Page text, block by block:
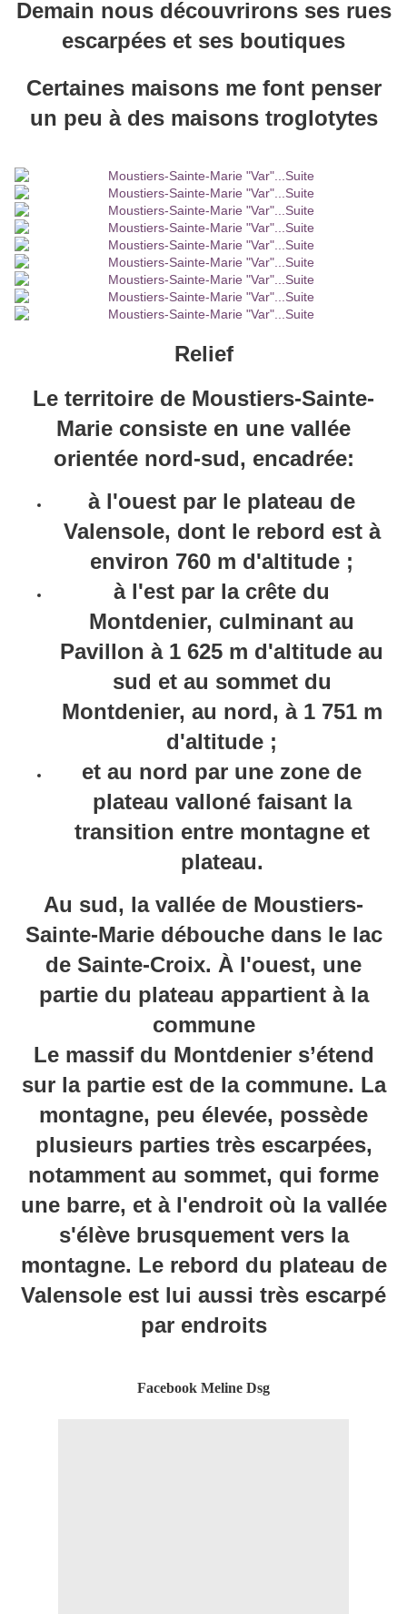
Demain nous découvrirons ses rues
escarpées et ses boutiques
Certaines maisons me font penser
un peu à des maisons troglotytes
Relief
Le territoire de Moustiers-Sainte-
Marie consiste en une vallée
orientée nord-sud, encadrée:
à l'ouest par le plateau de
Valensole, dont le rebord est à
environ 760 m d'altitude ;
à l'est par la crête du
Montdenier, culminant au
Pavillon à 1 625 m d'altitude au
sud et au sommet du
Montdenier, au nord, à 1 751 m
d'altitude ;
et au nord par une zone de
plateau valloné faisant la
transition entre montagne et
plateau.
Au sud, la vallée de Moustiers-
Sainte-Marie débouche dans le lac
de Sainte-Croix. À l'ouest, une
partie du plateau appartient à la
commune
Le massif du Montdenier s’étend
sur la partie est de la commune. La
montagne, peu élevée, possède
plusieurs parties très escarpées,
notamment au sommet, qui forme
une barre, et à l'endroit où la vallée
s'élève brusquement vers la
montagne. Le rebord du plateau de
Valensole est lui aussi très escarpé
par endroits
Facebook Meline Dsg